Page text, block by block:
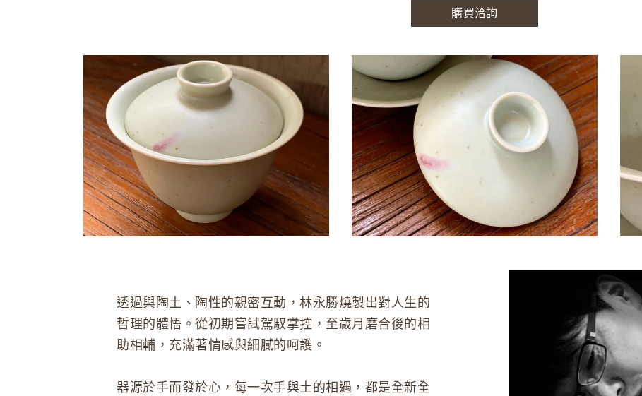
購買洽詢
透過與陶土、陶性的親密互動，林永勝燒製出對人生的
哲理的體悟。從初期嘗試駕馭掌控，至歲月磨合後的相
助相輔，充滿著情感與細膩的呵護。
器源於手而發於心，每一次手與土的相遇，都是全新全